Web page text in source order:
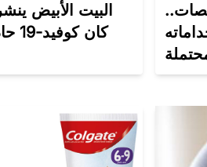
البيت الأبيض